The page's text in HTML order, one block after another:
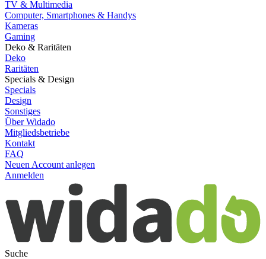
TV & Multimedia
Computer, Smartphones & Handys
Kameras
Gaming
Deko & Raritäten
Deko
Raritäten
Specials & Design
Specials
Design
Sonstiges
Über Widado
Mitgliedsbetriebe
Kontakt
FAQ
Neuen Account anlegen
Anmelden
Suche